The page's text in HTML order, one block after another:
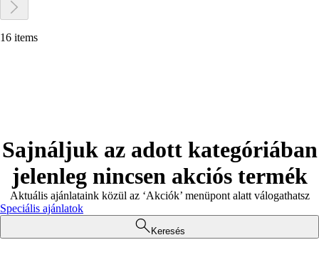
16 items
Sajnáljuk az adott kategóriában
jelenleg nincsen akciós termék
Aktuális ajánlataink közül az ‘Akciók’ menüpont alatt válogathatsz
Speciális ajánlatok
Keresés